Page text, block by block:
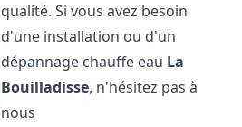
qualité. Si vous avez besoin
d'une installation ou d'un
dépannage chauffe eau La
Bouilladisse, n'hésitez pas à
nous